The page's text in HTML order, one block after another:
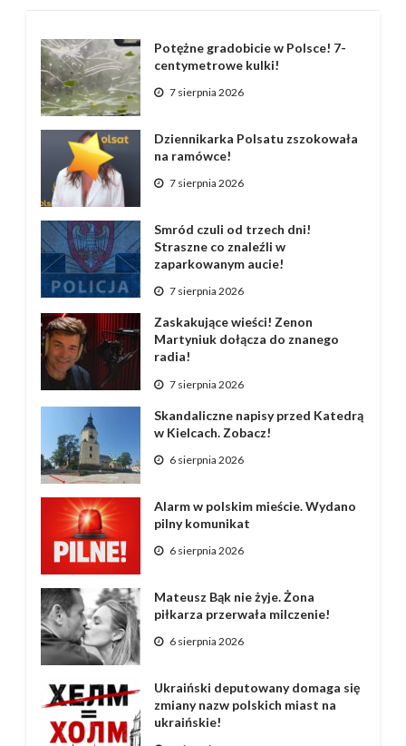
Potężne gradobicie w Polsce! 7-
centymetrowe kulki!
7 sierpnia 2026
Dziennikarka Polsatu zszokowała
na ramówce!
7 sierpnia 2026
Smród czuli od trzech dni!
Straszne co znaleźli w
zaparkowanym aucie!
7 sierpnia 2026
Zaskakujące wieści! Zenon
Martyniuk dołącza do znanego
radia!
7 sierpnia 2026
Skandaliczne napisy przed Katedrą
w Kielcach. Zobacz!
6 sierpnia 2026
Alarm w polskim mieście. Wydano
pilny komunikat
6 sierpnia 2026
Mateusz Bąk nie żyje. Żona
piłkarza przerwała milczenie!
6 sierpnia 2026
Ukraiński deputowany domaga się
zmiany nazw polskich miast na
ukraińskie!